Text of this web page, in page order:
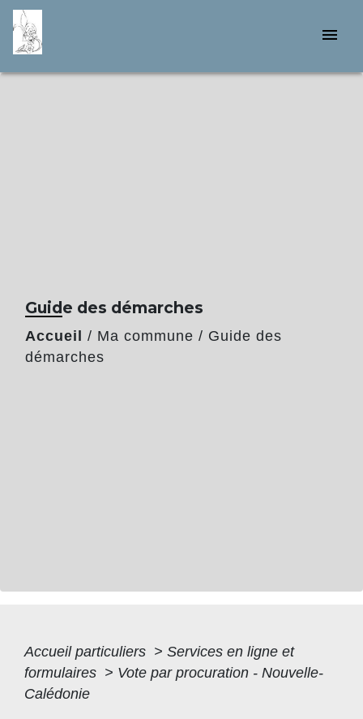
menu
Guide des démarches
Accueil / Ma commune / Guide des
démarches
Accueil particuliers > Services en ligne et
formulaires > Vote par procuration - Nouvelle-
Calédonie